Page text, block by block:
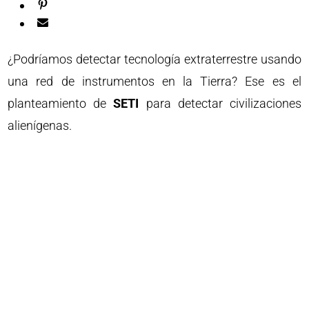
¿Podríamos detectar tecnología extraterrestre usando
una red de instrumentos en la Tierra? Ese es el
planteamiento deSETI para detectar civilizaciones
alienígenas.